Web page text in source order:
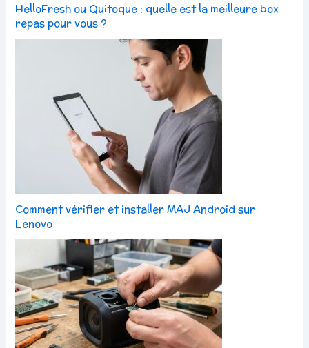
HelloFresh ou Quitoque : quelle est la meilleure box
repas pour vous ?
Comment vérifier et installer MAJ Android sur
Lenovo